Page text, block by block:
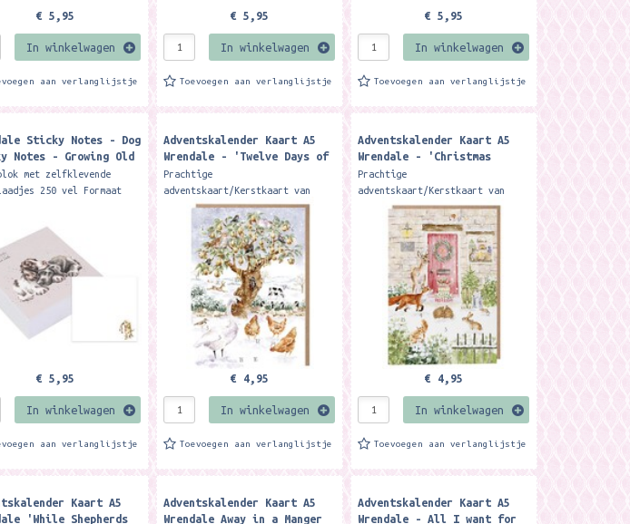
€ 5,95
In winkelwagen
aan verlanglijstje
€ 5,95
In winkelwagen
Toevoegen aan verlanglijstje
€ 5,95
In winkelwagen
Toevoegen aan verlanglijstje
Sticky Notes - Dog
Notes - Growing Old
met zelfklevende
250 vel Formaat
note block...
€ 5,95
In winkelwagen
aan verlanglijstje
Adventskalender Kaart A5
Wrendale - 'Twelve Days of
Christmas' Animal Advent
Calendar Card ​
Prachtige
adventskaart/Kerstkaart van
Wrendale. Achter alle 24 vakjes
zit een prachtige illustratie.
A5 formaat met envelop So much
more than...
€ 4,95
In winkelwagen
Toevoegen aan verlanglijstje
Adventskalender Kaart A5
Wrendale - 'Christmas
Cottage' Woodland Animal
Advent Calendar card
Prachtige
adventskaart/Kerstkaart van
Wrendale. Achter alle 24 vakjes
zit een prachtige illustratie.
A5 formaat met envelop So much
more than...
€ 4,95
In winkelwagen
Toevoegen aan verlanglijstje
Kaart A5
'While Shepherds
Adventskalender Kaart A5
Wrendale Away in a Manger
Adventskalender Kaart A5
Wrendale - All I want for